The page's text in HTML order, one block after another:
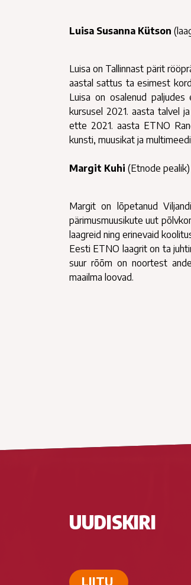
Luisa Susanna Kütson
Luisa on Tallinnast pärit
aastal sattus ta esimest
Luisa on osalenud
kursusel 2021. aasta talvel
ette 2021. aasta ETNO
kunsti, muusikat ja
Margit Kuhi (Etnode pealik)
Margit on lõpetanud
pärimusmuusikute uut
laagreid ning erinevaid
Eesti ETNO laagrit on ta
suur rõõm on noortest
maailma loovad.
UUDISKIRI
LIITU